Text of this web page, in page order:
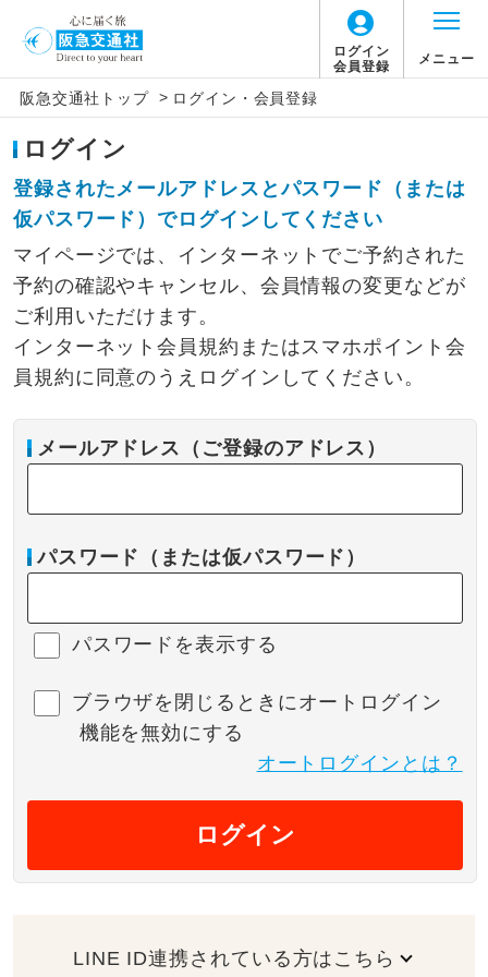
ログイン
会員登録
メニュー
阪急交通社トップ > ログイン・会員登録
ログイン
登録されたメールアドレスとパスワード（または
仮パスワード）でログインしてください
マイページでは、インターネットでご予約された
予約の確認やキャンセル、会員情報の変更などが
ご利用いただけます。
インターネット会員規約またはスマホポイント会
員規約に同意のうえログインしてください。
メールアドレス（ご登録のアドレス）
パスワード（または仮パスワード）
パスワードを表示する
ブラウザを閉じるときにオートログイン
機能を無効にする
オートログインとは？
ログイン
LINE ID連携されている方はこちら